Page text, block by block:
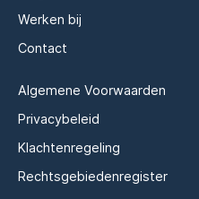
Werken bij
Contact
Algemene Voorwaarden
Privacybeleid
Klachtenregeling
Rechtsgebiedenregister